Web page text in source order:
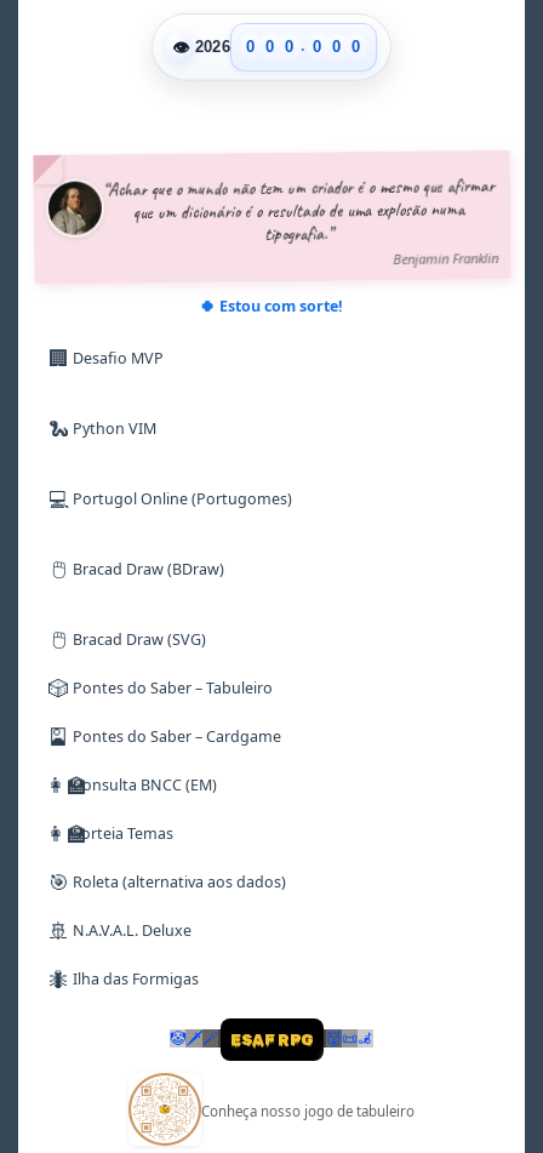
👁 2026
0
1
6
7
0
1
6
7
8
0
1
6
7
8
. 0
1
6
7
8
0
1
6
7
0
1
6
7
“Achar que o mundo não tem um criador é o mesmo que afirmar
que um dicionário é o resultado de uma explosão numa
tipografia.”
Benjamin Franklin
🍀 Estou com sorte!
🏢 Desafio MVP
🐍 Python VIM
💻 Portugol Online (Portugomes)
🖱️ Bracad Draw (BDraw)
🖱️ Bracad Draw (SVG)
🎲 Pontes do Saber – Tabuleiro
🎴 Pontes do Saber – Cardgame
👩‍🏫Consulta BNCC (EM)
👩‍🏫Sorteia Temas
🎯 Roleta (alternativa aos dados)
🚢 N.A.V.A.L. Deluxe
🐜 Ilha das Formigas
🤡 🗡🪄 ESAF RPG 👹📜🦼
Conheça nosso jogo de tabuleiro